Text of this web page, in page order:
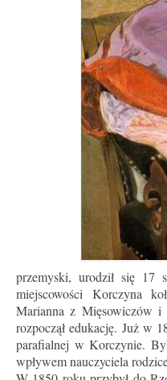
Kontakt
Sprawozdania
przemyski, urodził się 17
miejscowości Korczyna
Marianna z Mięsowiczów i
rozpoczął edukację. Już w
parafialnej w Korczynie.
wpływem nauczyciela